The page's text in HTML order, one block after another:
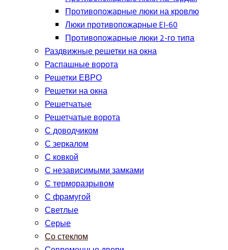
Противопожарные люки на кровлю
Люки противопожарные EI-60
Противопожарные люки 2-го типа
Раздвижные решетки на окна
Распашные ворота
Решетки ЕВРО
Решетки на окна
Решетчатые
Решетчатые ворота
С доводчиком
С зеркалом
С ковкой
С независимыми замками
С терморазрывом
С фрамугой
Светлые
Серые
Со стеклом